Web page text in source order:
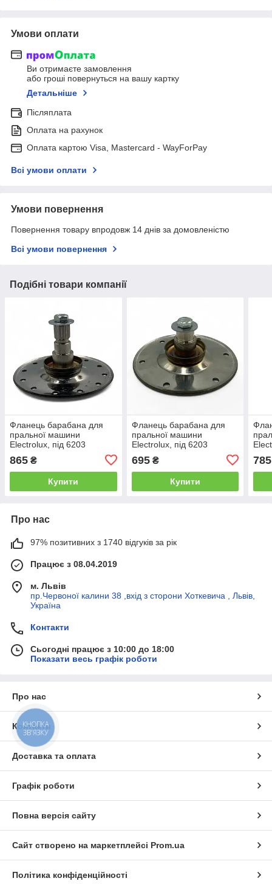
Умови оплати
Ви отримаєте замовлення
або гроші повернуться на вашу картку
Детальніше
Післяплата
Оплата на рахунок
Оплата картою Visa, Mastercard - WayForPay
Всі умови оплати
Умови повернення
Повернення товару впродовж 14 днів за домовленістю
Всі умови повернення
Подібні товари компанії
Фланець барабана для
пральної машини
Electrolux, під 6203
нержавіюча сталь)
865 ₴
Купити
Фланець барабана для
пральної машини
Electrolux, під 6203
сталь) N1
695₴
Купити
785
Про нас
97% позитивних з 1740 відгуків за рік
Працює з 08.04.2019
м. Львів
пр.Червоної калини 38 ,вхід з сторони Хоткевича , Львів,
Україна
Контакти
Сьогодні працює з 10:00 до 18:00
Показати весь графік роботи
Про нас
Контакти
Доставка та оплата
Графік роботи
Повна версія сайту
Сайт створено на маркетплейсі Prom.ua
Політика конфіденційності
КНОПКА
ЗВ'ЯЗКУ